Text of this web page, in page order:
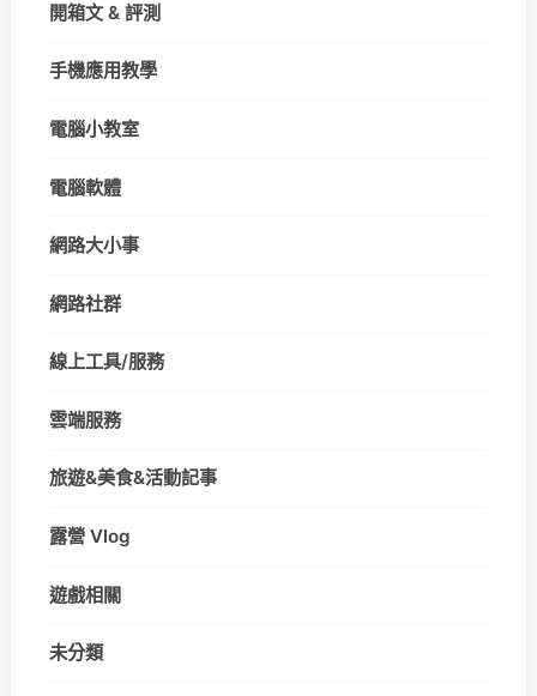
開箱文 & 評測
手機應用教學
電腦小教室
電腦軟體
網路大小事
網路社群
線上工具/服務
雲端服務
旅遊&美食&活動記事
露營 Vlog
遊戲相關
未分類